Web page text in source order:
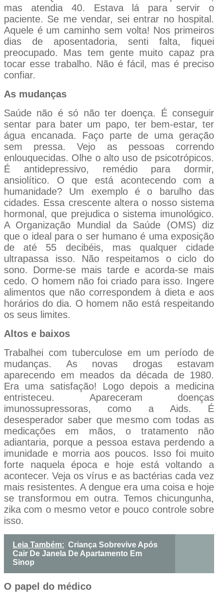
mas atendia 40. Estava lá para servir o
paciente. Se me vendar, sei entrar no hospital.
Aquele é um caminho sem volta! Nos primeiros
dias de aposentadoria, senti falta, fiquei
preocupado. Mas tem gente muito capaz pra
tocar esse trabalho. Não é fácil, mas é preciso
confiar.
As mudanças
Saúde não é só não ter doença. É conseguir
sentar para bater um papo, ter bem-estar, ter
água encanada. Faço parte de uma geração
sem pressa. Vejo as pessoas correndo
enlouquecidas. Olhe o alto uso de psicotrópicos.
É antidepressivo, remédio para dormir,
ansiolítico. O que está acontecendo com a
humanidade? Um exemplo é o barulho das
cidades. Essa crescente altera o nosso sistema
hormonal, que prejudica o sistema imunológico.
A Organização Mundial da Saúde (OMS) diz
que o ideal para o ser humano é uma exposição
de até 55 decibéis, mas qualquer cidade
ultrapassa isso. Não respeitamos o ciclo do
sono. Dorme-se mais tarde e acorda-se mais
cedo. O homem não foi criado para isso. Ingere
alimentos que não correspondem à dieta e aos
horários do dia. O homem não está respeitando
os seus limites.
Altos e baixos
Trabalhei com tuberculose em um período de
mudanças. As novas drogas estavam
aparecendo em meados da década de 1980.
Era uma satisfação! Logo depois a medicina
entristeceu. Apareceram doenças
imunossupressoras, como a Aids. É
desesperador saber que mesmo com todas as
medicações em mãos, o tratamento não
adiantaria, porque a pessoa estava perdendo a
imunidade e morria aos poucos. Isso foi muito
forte naquela época e hoje está voltando a
acontecer. Veja os vírus e as bactérias cada vez
mais resistentes. A dengue era uma coisa e hoje
se transformou em outra. Temos chicungunha,
zika com o mesmo vetor e pouco controle sobre
isso.
Leia Também: Criança Sobrevive Após
Cair De Janela De Apartamento Em
Sinop
O papel do médico